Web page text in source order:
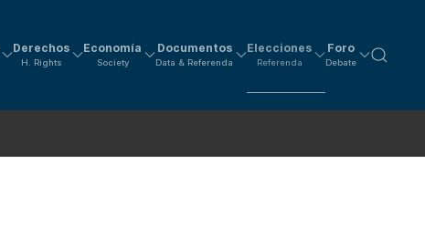
Derechos
H. Rights
Economía
Society
Documentos
Data & Referenda
Elecciones
Referenda
Foro
Debate